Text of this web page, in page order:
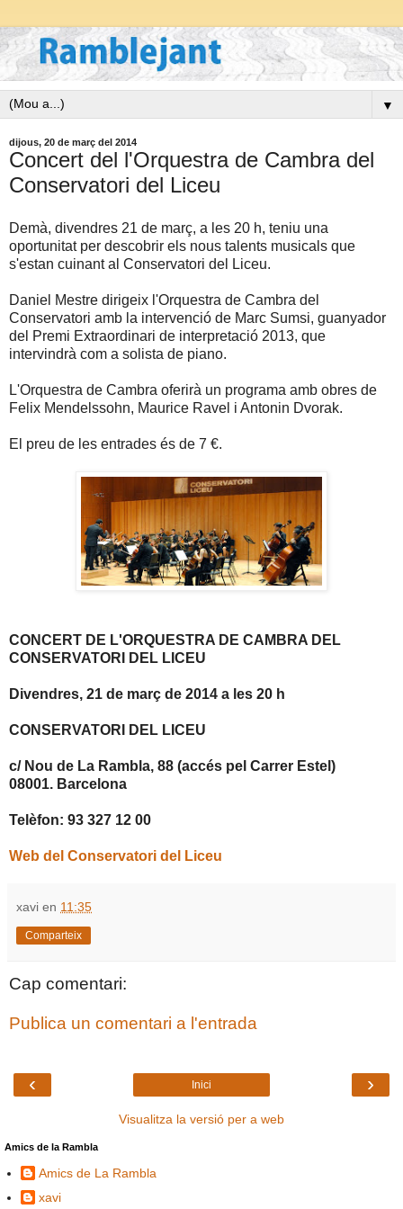
▼
dijous, 20 de març del 2014
Concert del l'Orquestra de Cambra del
Conservatori del Liceu
Demà, divendres 21 de març, a les 20 h, teniu una
oportunitat per descobrir els nous talents musicals que
s'estan cuinant al Conservatori del Liceu.
Daniel Mestre dirigeix l'Orquestra de Cambra del
Conservatori amb la intervenció de Marc Sumsi, guanyador
del Premi Extraordinari de interpretació 2013, que
intervindrà com a solista de piano.
L'Orquestra de Cambra oferirà un programa amb obres de
Felix Mendelssohn, Maurice Ravel i Antonin Dvorak.
El preu de les entrades és de 7 €.
CONCERT DE L'ORQUESTRA DE CAMBRA DEL
CONSERVATORI DEL LICEU
Divendres, 21 de març de 2014 a les 20 h
CONSERVATORI DEL LICEU
c/ Nou de La Rambla, 88 (accés pel Carrer Estel)
08001. Barcelona
Telèfon: 93 327 12 00
Web del Conservatori del Liceu
xavi en 11:35
Comparteix
Cap comentari:
Publica un comentari a l'entrada
‹ ›
Inici
Visualitza la versió per a web
Amics de la Rambla
Amics de La Rambla
xavi